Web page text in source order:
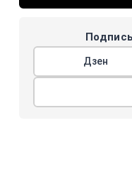
Дзен